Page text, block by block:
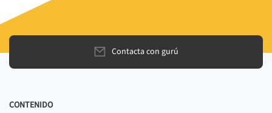
Contacta con gurú
CONTENIDO